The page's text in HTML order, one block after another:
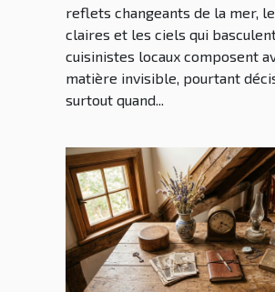
reflets changeants de la mer,
claires et les ciels qui
cuisinistes locaux composent
matière invisible, pourtant
surtout quand...